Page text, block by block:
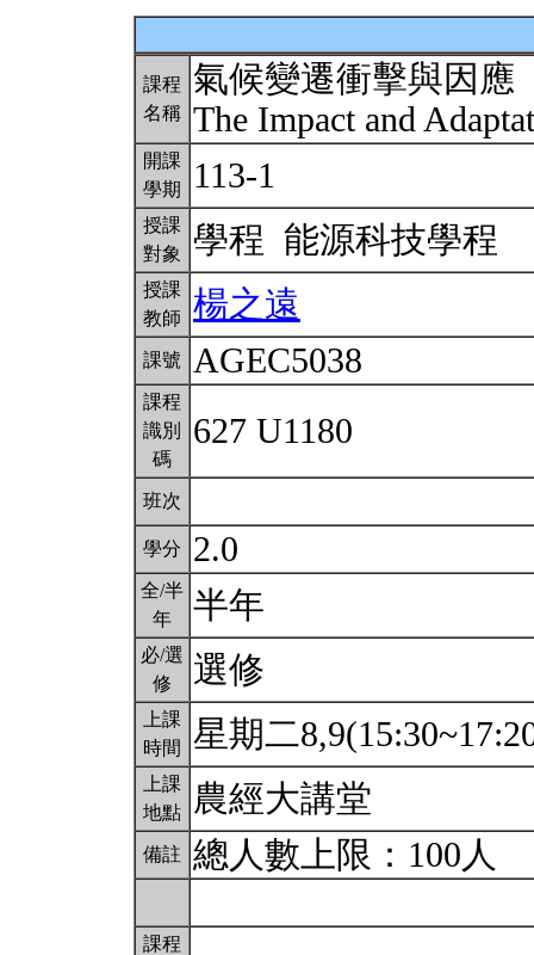
課程
名稱
氣候變遷衝擊與因應
The Impact and
開課
學期
113-1
授課
對象
學程 能源科技學程
授課
教師
楊之遠
課號 AGEC5038
課程
識別
碼
627 U1180
班次
學分 2.0
全/半
年
半年
必/選
修
選修
上課
時間
星期二
上課
地點
農經大講堂
備註 總人數上限：100人
課程